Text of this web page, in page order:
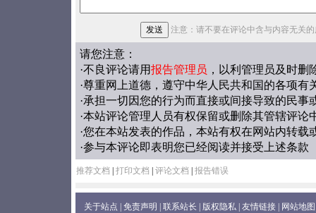
注意：请不要在评论中含与内容无关
请您注意：
·不良评论请用报告管理员 ，以利管理员及时删
·尊重网上道德，遵守中华人民共和国的各项有
·承担一切因您的行为而直接或间接导致的民事
·本站评论管理人员有权保留或删除其管辖评论
·您在本站发表的作品，本站有权在网站内转载
·参与本评论即表明您已经阅读并接受上述条款
推荐文档 打印文档 评论文档 报告错误
关于站点 免责声明 联系站长 版权隐私 友情链接
网站地图